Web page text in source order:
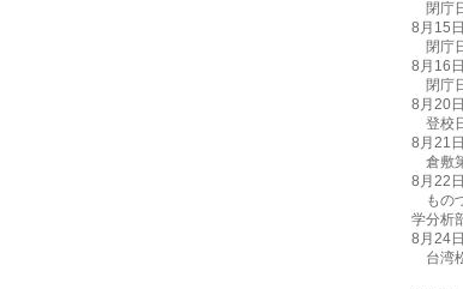
閉庁
8月15
閉庁
8月16
閉庁
8月20
登校
8月21
倉敷
8月22
もの
学分析
8月24
台湾